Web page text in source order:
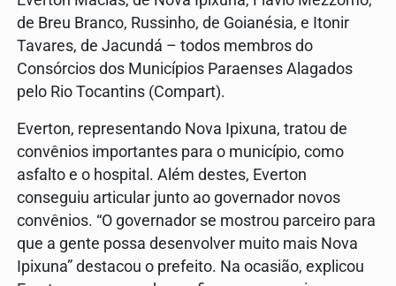
de Breu Branco, Russinho, de Goianésia, e Itonir
Tavares, de Jacundá – todos membros do
Consórcios dos Municípios Paraenses Alagados
pelo Rio Tocantins (Compart).
Everton, representando Nova Ipixuna, tratou de
convênios importantes para o município, como
asfalto e o hospital. Além destes, Everton
conseguiu articular junto ao governador novos
convênios. “O governador se mostrou parceiro para
que a gente possa desenvolver muito mais Nova
Ipixuna” destacou o prefeito. Na ocasião, explicou